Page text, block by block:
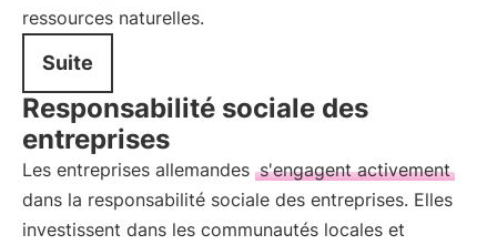
ressources naturelles.
Suite
Responsabilité sociale des
entreprises
Les entreprises allemandes s'engagent activement
dans la responsabilité sociale des entreprises. Elles
investissent dans les communautés locales et